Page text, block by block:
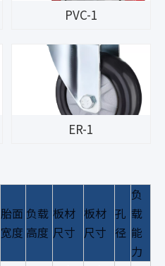
PVC-1
ER-1
胎面
宽度
负载
高度
板材
尺寸
板材
尺寸
孔
径
负
载
能
力